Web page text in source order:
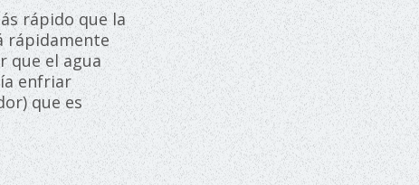
rápido que la
rápidamente
que el agua
enfriar
que es